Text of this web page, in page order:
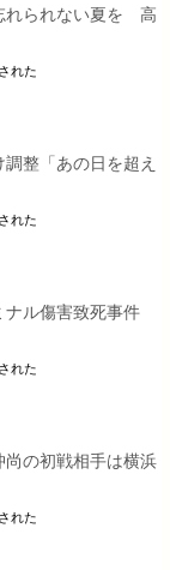
れられない夏を 高
れた
整「あの日を超え
れた
ナル傷害致死事件
れた
尚の初戦相手は横浜
れた